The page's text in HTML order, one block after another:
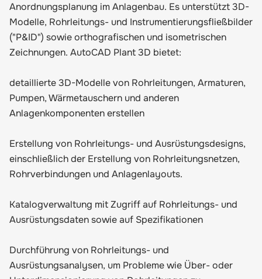
Anordnungsplanung im Anlagenbau. Es unterstützt 3D-
Modelle, Rohrleitungs- und Instrumentierungsfließbilder
("P&ID") sowie orthografischen und isometrischen
Zeichnungen. AutoCAD Plant 3D bietet:
detaillierte 3D-Modelle von Rohrleitungen, Armaturen,
Pumpen, Wärmetauschern und anderen
Anlagenkomponenten erstellen
Erstellung von Rohrleitungs- und Ausrüstungsdesigns,
einschließlich der Erstellung von Rohrleitungsnetzen,
Rohrverbindungen und Anlagenlayouts.
Katalogverwaltung mit Zugriff auf Rohrleitungs- und
Ausrüstungsdaten sowie auf Spezifikationen
Durchführung von Rohrleitungs- und
Ausrüstungsanalysen, um Probleme wie Über- oder